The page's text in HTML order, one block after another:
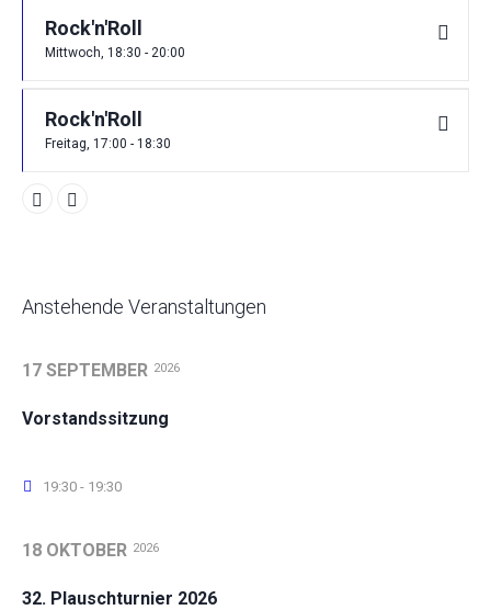
Rock'n'Roll
Mittwoch, 18:30 - 20:00
Rock'n'Roll
Freitag, 17:00 - 18:30
Anstehende Veranstaltungen
17 SEPTEMBER 2026
Vorstandssitzung
19:30 - 19:30
18 OKTOBER 2026
32. Plauschturnier 2026